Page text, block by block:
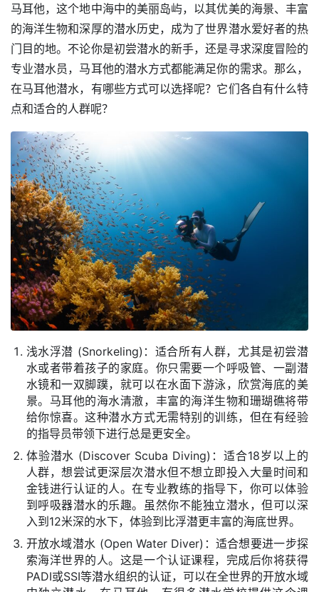
马耳他，这个地中海中的美丽岛屿，以其优美的海景、丰富
的海洋生物和深厚的潜水历史，成为了世界潜水爱好者的热
门目的地。不论你是初尝潜水的新手，还是寻求深度冒险的
专业潜水员，马耳他的潜水方式都能满足你的需求。那么，
在马耳他潜水，有哪些方式可以选择呢？它们各自有什么特
点和适合的人群呢？
浅水浮潜 (Snorkeling)：适合所有人群，尤其是初尝潜
水或者带着孩子的家庭。你只需要一个呼吸管、一副潜
水镜和一双脚蹼，就可以在水面下游泳，欣赏海底的美
景。马耳他的海水清澈，丰富的海洋生物和珊瑚礁将带
给你惊喜。这种潜水方式无需特别的训练，但在有经验
的指导员带领下进行总是更安全。
体验潜水 (Discover Scuba Diving)：适合18岁以上的
人群，想尝试更深层次潜水但不想立即投入大量时间和
金钱进行认证的人。在专业教练的指导下，你可以体验
到呼吸器潜水的乐趣。虽然你不能独立潜水，但可以深
入到12米深的水下，体验到比浮潜更丰富的海底世界。
开放水域潜水 (Open Water Diver)：适合想要进一步探
索海洋世界的人。这是一个认证课程，完成后你将获得
PADI或SSI等潜水组织的认证，可以在全世界的开放水域